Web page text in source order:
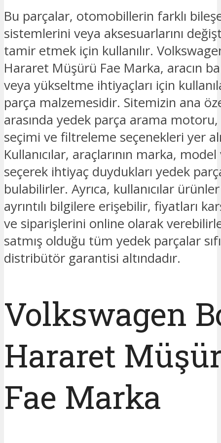
Bu parçalar, otomobillerin farklı
sistemlerini veya aksesuarlarını
tamir etmek için kullanılır.
Hararet Müşürü Fae Marka, aracın
veya yükseltme ihtiyaçları için
parça malzemesidir. Sitemizin ana
arasında yedek parça arama
seçimi ve filtreleme seçenekleri yer
Kullanıcılar, araçlarının marka, model
seçerek ihtiyaç duydukları yedek
bulabilirler. Ayrıca, kullanıcılar
ayrıntılı bilgilere erişebilir, fiyatları
ve siparişlerini online olarak
satmış olduğu tüm yedek parçalar
distribütör garantisi altındadır.
Volkswagen
Hararet
Fae Marka